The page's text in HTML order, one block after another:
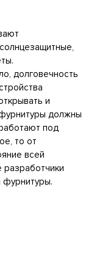
долговечность
и
должны
под
то от
всей
разработчики
фурнитуры.